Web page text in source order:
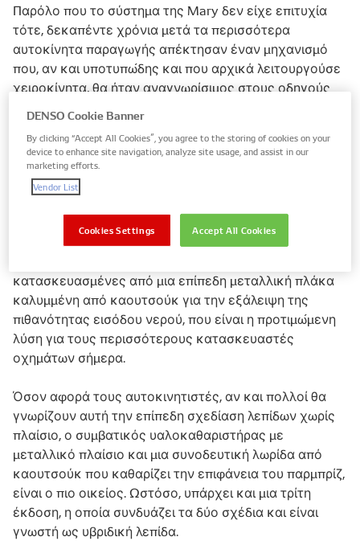
Παρόλο που το σύστημα της Mary δεν είχε επιτυχία
τότε, δεκαπέντε χρόνια μετά τα περισσότερα
αυτοκίνητα παραγωγής απέκτησαν έναν μηχανισμό
που, αν και υποτυπώδης και που αρχικά λειτουργούσε
χειροκίνητα, θα ήταν αναγνωρίσιμος στους οδηγούς
από καουτσούκ εξελίχθηκε στον μοντέρνο
σχεδιασμός των λεπίδων υαλοκαθαριστήρα που είναι
τόσο οικείος σήμερα.
εξελίσσεται. Κάπως έτσι συνέβη με την τεχνολογία
κατασκευασμένες από μια επίπεδη μεταλλική πλάκα
καλυμμένη από καουτσούκ για την εξάλειψη της
πιθανότητας εισόδου νερού, που είναι η προτιμώμενη
λύση για τους περισσότερους κατασκευαστές
οχημάτων σήμερα.
Όσον αφορά τους αυτοκινητιστές, αν και πολλοί θα
γνωρίζουν αυτή την επίπεδη σχεδίαση λεπίδων χωρίς
πλαίσιο, ο συμβατικός υαλοκαθαριστήρας με
μεταλλικό πλαίσιο και μια συνοδευτική λωρίδα από
καουτσούκ που καθαρίζει την επιφάνεια του παρμπρίζ,
είναι ο πιο οικείος. Ωστόσο, υπάρχει και μια τρίτη
έκδοση, η οποία συνδυάζει τα δύο σχέδια και είναι
γνωστή ως υβριδική λεπίδα.
DENSO Cookie Banner
By clicking “Accept All Cookies”, you agree to the storing of cookies on your
device to enhance site navigation, analyze site usage, and assist in our
marketing efforts.
Vendor List
Accept All Cookies
Cookies Settings